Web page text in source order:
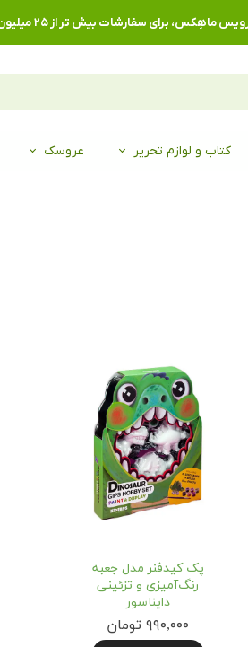
ماهِکس، برای سفارشات بیش تر از ۲۵ میلیون تومان
کتاب و لوازم تحریر عروسک
پک کیدفنر مدل جعبه
رنگ‌آمیزی و تزئینی
دایناسور
۹۹۰,۰۰۰ تومان